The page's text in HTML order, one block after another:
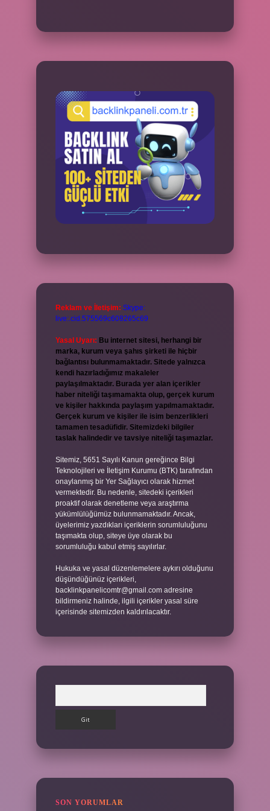
Reklam ve İletişim: Skype:
live:.cid.575569c608265c69
Yasal Uyarı: Bu internet sitesi, herhangi bir
marka, kurum veya şahıs şirketi ile hiçbir
bağlantısı bulunmamaktadır. Sitede yalnızca
kendi hazırladığımız makaleler
paylaşılmaktadır. Burada yer alan içerikler
haber niteliği taşımamakta olup, gerçek kurum
ve kişiler hakkında paylaşım yapılmamaktadır.
Gerçek kurum ve kişiler ile isim benzerlikleri
tamamen tesadüfidir. Sitemizdeki bilgiler
taslak halindedir ve tavsiye niteliği taşımazlar.
Sitemiz, 5651 Sayılı Kanun gereğince Bilgi
Teknolojileri ve İletişim Kurumu (BTK) tarafından
onaylanmış bir Yer Sağlayıcı olarak hizmet
vermektedir. Bu nedenle, sitedeki içerikleri
proaktif olarak denetleme veya araştırma
yükümlülüğümüz bulunmamaktadır. Ancak,
üyelerimiz yazdıkları içeriklerin sorumluluğunu
taşımakta olup, siteye üye olarak bu
sorumluluğu kabul etmiş sayılırlar.
Hukuka ve yasal düzenlemelere aykırı olduğunu
düşündüğünüz içerikleri,
backlinkpanelicomtr@gmail.com adresine
bildirmeniz halinde, ilgili içerikler yasal süre
içerisinde sitemizden kaldırılacaktır.
SON YORUMLAR